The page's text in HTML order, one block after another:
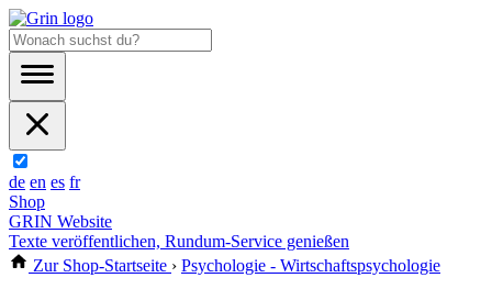
de en es fr
Shop
GRIN Website
Texte veröffentlichen, Rundum-Service genießen
Zur Shop-Startseite › Psychologie - Wirtschaftspsychologie